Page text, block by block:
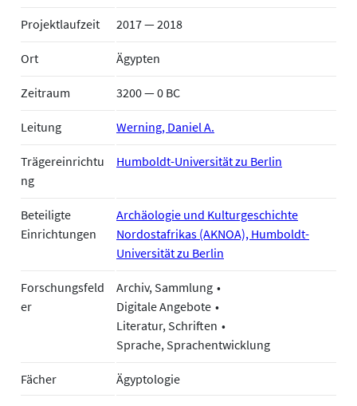
Projektlaufzeit 2017 — 2018
Ort Ägypten
Zeitraum 3200 — 0 BC
Leitung Werning, Daniel A.
Trägereinrichtu
ng
Humboldt-Universität zu Berlin
Beteiligte
Einrichtungen
Archäologie und Kulturgeschichte
Nordostafrikas (AKNOA), Humboldt-
Universität zu Berlin
Forschungsfeld
er
Archiv, Sammlung
Digitale Angebote
Literatur, Schriften
Sprache, Sprachentwicklung
Fächer Ägyptologie